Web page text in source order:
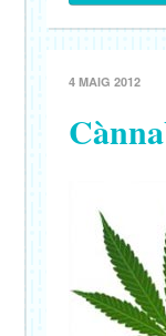
4 MAIG 2012